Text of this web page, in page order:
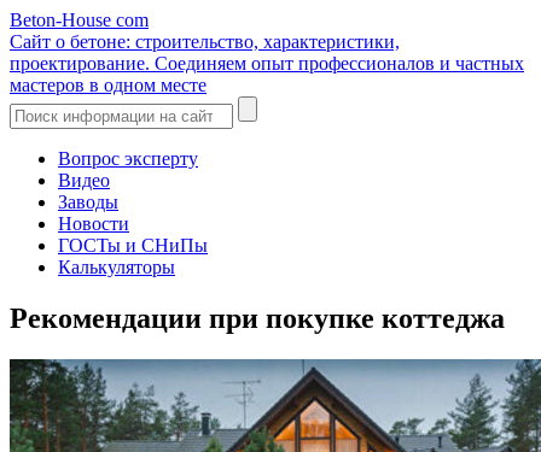
Beton-House com
Сайт о бетоне: строительство, характеристики,
проектирование. Соединяем опыт профессионалов и частных
мастеров в одном месте
Вопрос эксперту
Видео
Заводы
Новости
ГОСТы и СНиПы
Калькуляторы
Рекомендации при покупке коттеджа